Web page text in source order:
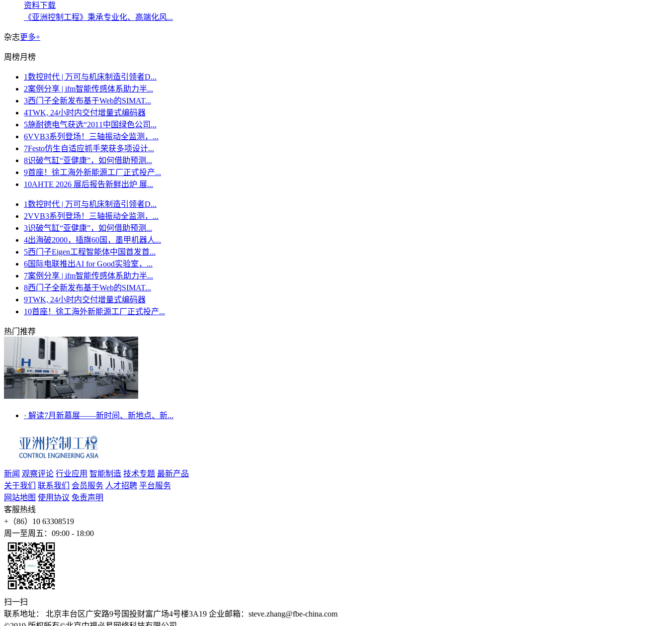
资料下载
《亚洲控制工程》秉承专业化、高端化风...
杂志更多+
周榜月榜
1数控时代 | 万可与机床制造引领者D...
2案例分享 | ifm智能传感体系助力半...
3西门子全新发布基于Web的SIMAT...
4TWK, 24小时内交付增量式编码器
5施耐德电气获选“2011中国绿色公司...
6VVB3系列登场！三轴振动全监测，...
7Festo仿生自适应抓手荣获多项设计...
8识破气缸“亚健康”，如何借助预测...
9首座！徐工海外新能源工厂正式投产...
10AHTE 2026 展后报告新鲜出炉 展...
1数控时代 | 万可与机床制造引领者D...
2VVB3系列登场！三轴振动全监测，...
3识破气缸“亚健康”，如何借助预测...
4出海破2000，插旗60国，墨甲机器人...
5西门子Eigen工程智能体中国首发首...
6国际电联推出AI for Good实验室，...
7案例分享 | ifm智能传感体系助力半...
8西门子全新发布基于Web的SIMAT...
9TWK, 24小时内交付增量式编码器
10首座！徐工海外新能源工厂正式投产...
热门推荐
· 解读7月新慕展——新时间、新地点、新...
新闻 观察评论 行业应用 智能制造 技术专题 最新产品
关于我们
联系我们 会员服务 人才招聘 平台服务
网站地图 使用协议 免责声明
客服热线
+（86）10 63308519
周一至周五：09:00 - 18:00
扫一扫
联系地址： 北京丰台区广安路9号国投财富广场4号楼3A19 企业邮箱：steve.zhang@fbe-china.com